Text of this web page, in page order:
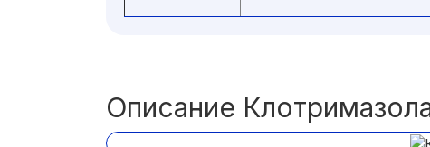
Описание